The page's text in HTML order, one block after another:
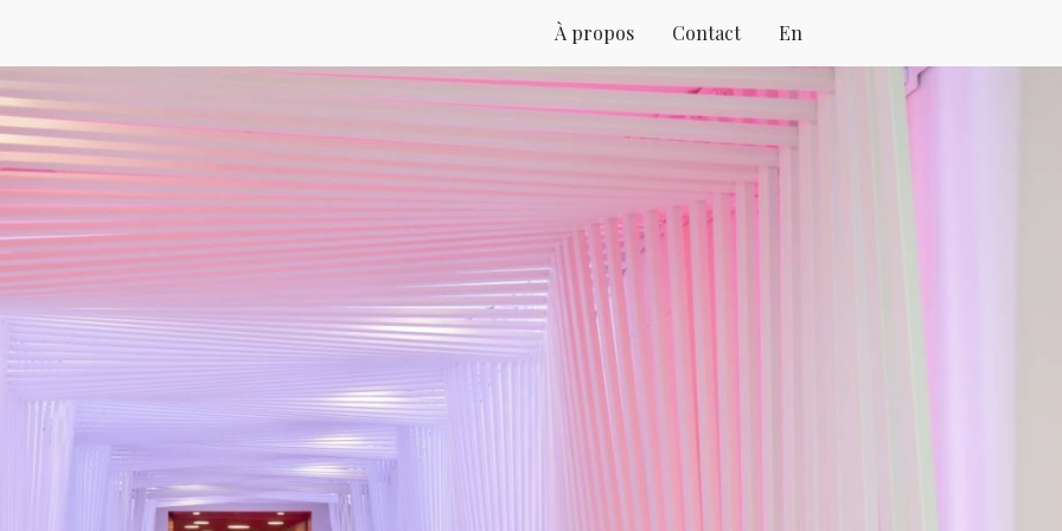
À propos Contact En